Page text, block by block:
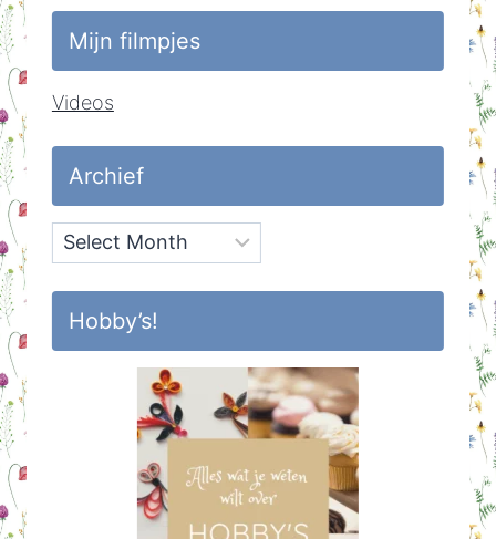
Mijn filmpjes
Videos
Archief
Archief
Hobby’s!